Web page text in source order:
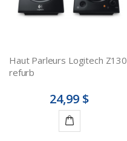
Haut Parleurs Logitech Z130
refurb
24,99 $